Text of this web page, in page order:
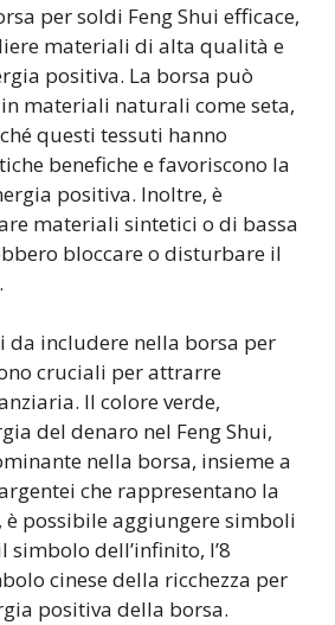
per soldi Feng Shui efficace,
materiali di alta qualità e
positiva. La borsa può
materiali naturali come seta,
questi tessuti hanno
benefiche e favoriscono la
positiva. Inoltre, è
materiali sintetici o di bassa
bloccare o disturbare il
da includere nella borsa per
cruciali per attrarre
Il colore verde,
del denaro nel Feng Shui,
nella borsa, insieme a
che rappresentano la
è possibile aggiungere simboli
simbolo dell’infinito, l’8
cinese della ricchezza per
positiva della borsa.